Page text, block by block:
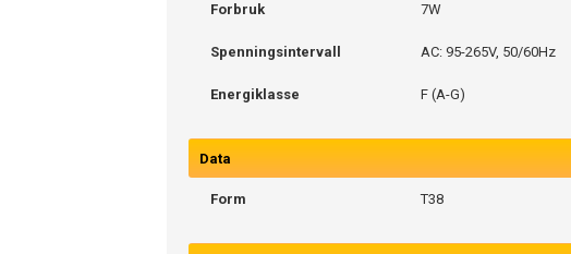
Forbruk 7W
Spenningsintervall AC: 95-265V, 50/60Hz
Energiklasse F (A-G)
Data
Form T38